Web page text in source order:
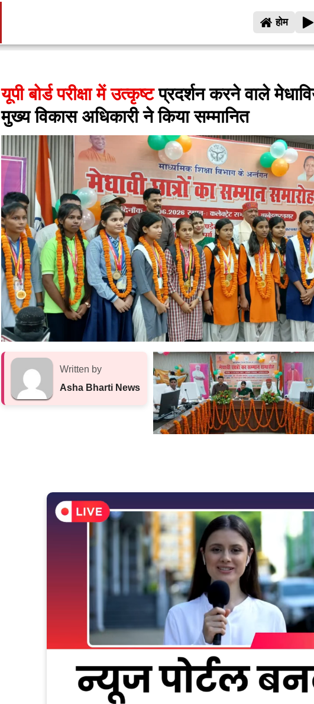
होम
यूपी बोर्ड परीक्षा में उत्कृष्टप्रदर्शन करने वाले
मुख्य विकास अधिकारी ने किया सम्मानित
Written by
Asha Bharti News